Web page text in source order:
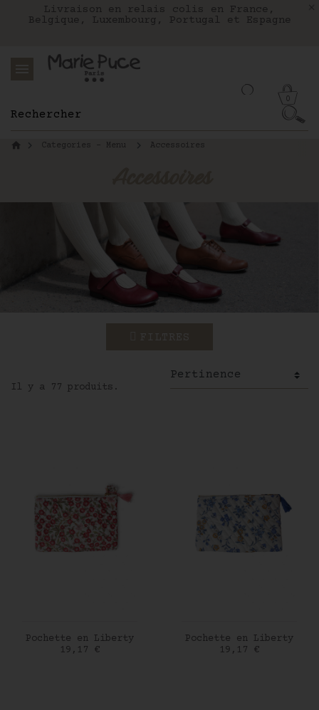
Notre site part en vacances !
Les commandes passées après le 4 août
Nous livrons aux Etats-Unis avec FEDEX
Livraison en relais colis en France,
Belgique, Luxembourg, Portugal et Espagne
0
Categories - Menu Accessoires
Il y a 77 produits.
AJOUTER AU PANIER
Pochette en Liberty
Prix
19,17 €
AJOUTER AU PANIER
Pochette en Liberty
Prix
19,17 €